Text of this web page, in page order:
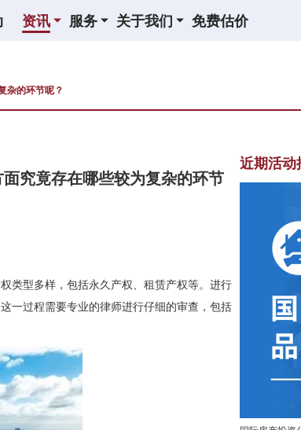
资讯 服务 关于我们 免费估价
杂的环节呢？
究竟存在哪些较为复杂的环节
类型多样，包括永久产权、租赁产权等。进行
一过程需要专业的律师进行仔细的审查，包括
近期活动